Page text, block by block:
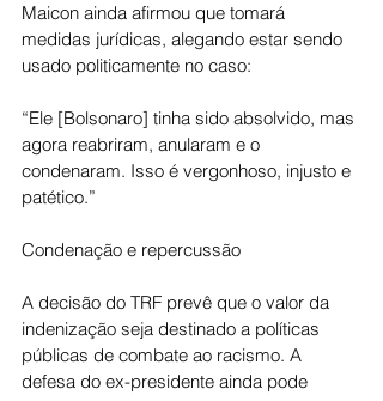
Maicon ainda afirmou que tomará
medidas jurídicas, alegando estar sendo
usado politicamente no caso:
“Ele [Bolsonaro] tinha sido absolvido, mas
agora reabriram, anularam e o
condenaram. Isso é vergonhoso, injusto e
patético.”
Condenação e repercussão
A decisão do TRF prevê que o valor da
indenização seja destinado a políticas
públicas de combate ao racismo. A
defesa do ex-presidente ainda pode